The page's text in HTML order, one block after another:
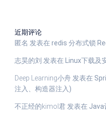
近期评论
匿名 发表在 redis 分布式锁
志昊的刘 发表在 Linux下载及
Deep Learning小舟 发表在
注入、构造器注入)
不正经的kimol君 发表在 Java